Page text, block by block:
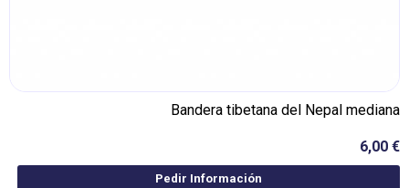
Bandera tibetana del Nepal mediana
6,00 €
Pedir Información